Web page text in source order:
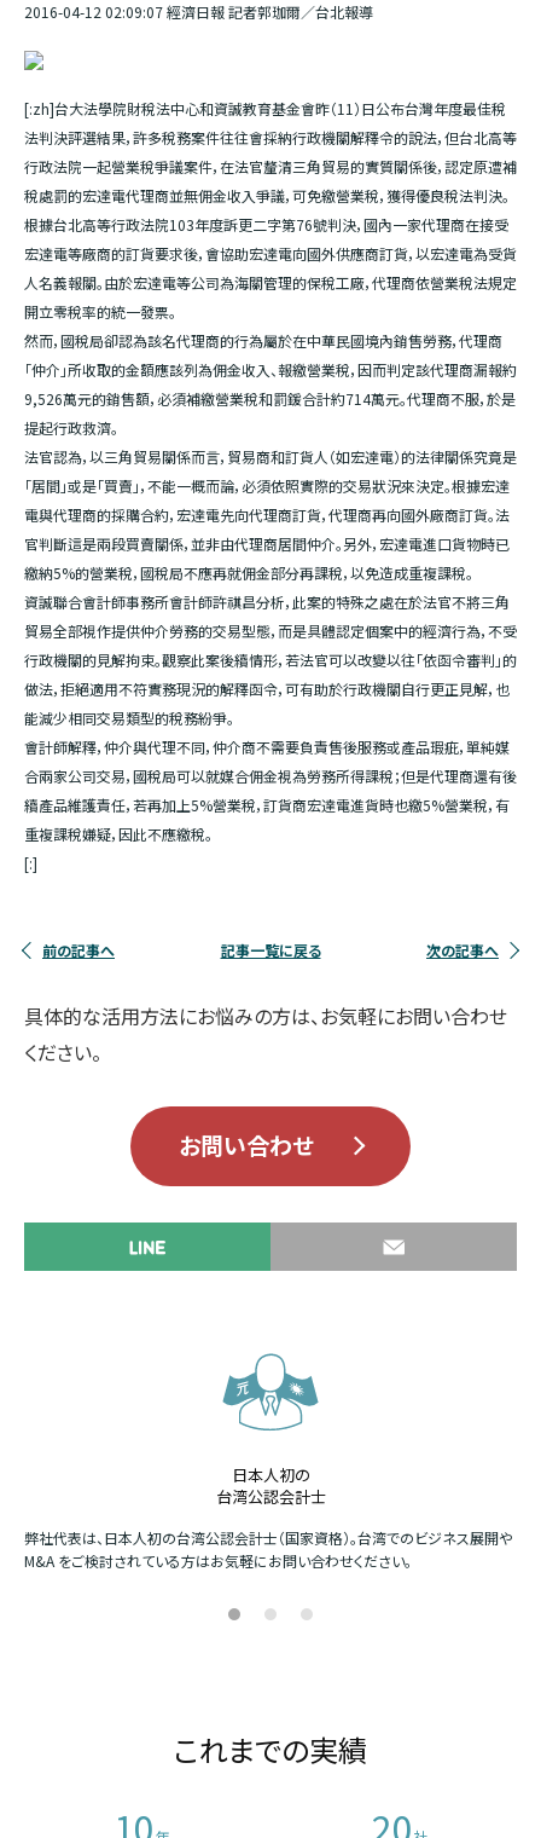
2016-04-12 02:09:07 經濟日報 記者郭珈爾／台北報導
[:zh]台大法學院財稅法中心和資誠教育基金會昨（11）日公布台灣年度最佳稅
法判決評選結果，許多稅務案件往往會採納行政機關解釋令的說法，但台北高等
行政法院一起營業稅爭議案件，在法官釐清三角貿易的實質關係後，認定原遭補
稅處罰的宏達電代理商並無佣金收入爭議，可免繳營業稅，獲得優良稅法判決。
根據台北高等行政法院103年度訴更二字第76號判決，國內一家代理商在接受
宏達電等廠商的訂貨要求後，會協助宏達電向國外供應商訂貨，以宏達電為受貨
人名義報關。由於宏達電等公司為海關管理的保稅工廠，代理商依營業稅法規定
開立零稅率的統一發票。
然而，國稅局卻認為該名代理商的行為屬於在中華民國境內銷售勞務，代理商
「仲介」所收取的金額應該列為佣金收入、報繳營業稅，因而判定該代理商漏報約
9,526萬元的銷售額，必須補繳營業稅和罰鍰合計約714萬元。代理商不服，於是
提起行政救濟。
法官認為，以三角貿易關係而言，貿易商和訂貨人（如宏達電）的法律關係究竟是
「居間」或是「買賣」，不能一概而論，必須依照實際的交易狀況來決定。根據宏達
電與代理商的採購合約，宏達電先向代理商訂貨，代理商再向國外廠商訂貨。法
官判斷這是兩段買賣關係，並非由代理商居間仲介。另外，宏達電進口貨物時已
繳納5%的營業稅，國稅局不應再就佣金部分再課稅，以免造成重複課稅。
資誠聯合會計師事務所會計師許祺昌分析，此案的特殊之處在於法官不將三角
貿易全部視作提供仲介勞務的交易型態，而是具體認定個案中的經濟行為，不受
行政機關的見解拘束。觀察此案後續情形，若法官可以改變以往「依函令審判」的
做法，拒絕適用不符實務現況的解釋函令，可有助於行政機關自行更正見解，也
能減少相同交易類型的稅務紛爭。
會計師解釋，仲介與代理不同，仲介商不需要負責售後服務或產品瑕疵，單純媒
合兩家公司交易，國稅局可以就媒合佣金視為勞務所得課稅；但是代理商還有後
續產品維護責任，若再加上5%營業稅，訂貨商宏達電進貨時也繳5%營業稅，有
重複課稅嫌疑，因此不應繳稅。
[:]
前の記事へ 記事一覧に戻る 次の記事へ
具体的な活用方法にお悩みの方は、お気軽にお問い合わせ
ください。
お問い合わせ
日本人初の
台湾公認会計士
弊社代表は、日本人初の台湾公認会計士（国家資格）。台湾でのビジネス展開や
M&A をご検討されている方はお気軽にお問い合わせください。
これまでの実績
10 20